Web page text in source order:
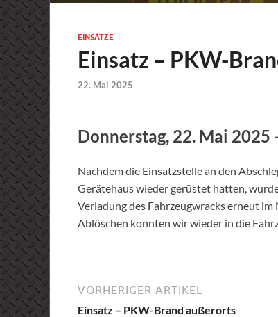
EINSÄTZE
Einsatz – PKW-
22. Mai 2025
Donnerstag, 22. Mai 2025
Nachdem die Einsatzstelle an den
Gerätehaus wieder gerüstet hatten,
Verladung des Fahrzeugwracks erneut
Ablöschen konnten wir wieder in die
VORHERIGER ARTIKEL
Einsatz – PKW-Brand außerorts